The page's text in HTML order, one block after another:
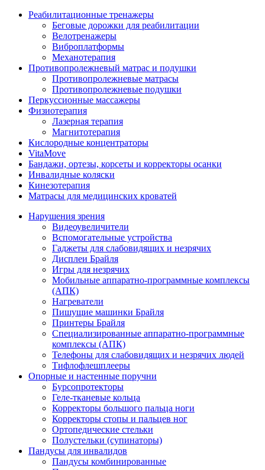
Реабилитационные тренажеры
Беговые дорожки для реабилитации
Велотренажеры
Виброплатформы
Механотерапия
Противопролежневый матрас и подушки
Противопролежневые матрасы
Противопролежневые подушки
Перкуссионные массажеры
Физиотерапия
Лазерная терапия
Магнитотерапия
Кислородные концентраторы
VitaMove
Бандажи, ортезы, корсеты и корректоры осанки
Инвалидные коляски
Кинезотерапия
Матрасы для медицинских кроватей
Нарушения зрения
Видеоувеличители
Вспомогательные устройства
Гаджеты для слабовидящих и незрячих
Дисплеи Брайля
Игры для незрячих
Мобильные аппаратно-программные комплексы
(АПК)
Нагреватели
Пишущие машинки Брайля
Принтеры Брайля
Специализированные аппаратно-программные
комплексы (АПК)
Телефоны для слабовидящих и незрячих людей
Тифлофлешплееры
Опорные и настенные поручни
Бурсопротекторы
Геле-тканевые кольца
Корректоры большого пальца ноги
Корректоры стопы и пальцев ног
Ортопедические стельки
Полустельки (супинаторы)
Пандусы для инвалидов
Пандусы комбинированные